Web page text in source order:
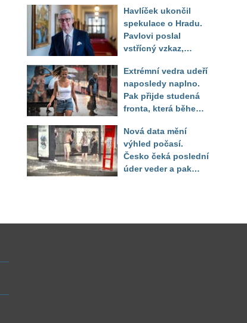
Havlíček ukončil
spekulace o Hradu.
Pavlovi poslal
vstřícný vzkaz,
setřel
Extrémní vedra udeří
naposledy naplno.
Pak přijde studená
fronta, která během
počasí
Nová data mění
výhled počasí.
Česko čeká poslední
úder veder a pak